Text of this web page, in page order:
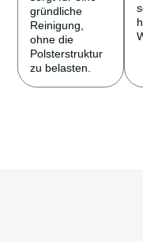
gründliche
Reinigung,
ohne die
Polsterstruktur
zu belasten.